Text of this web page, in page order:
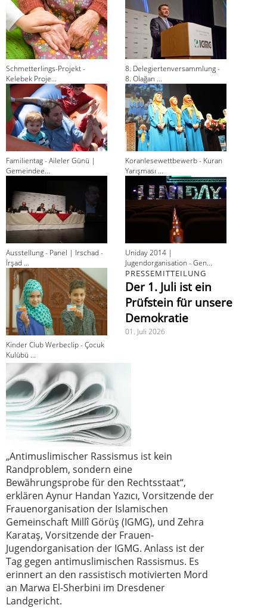
Schmetterlings-Projekt -
Kelebek Proje...
8. Delegiertenversammlung -
8. Olağan ...
Familientag - Aileler Günü |
Gemeindee...
Koranlesewettbewerb - Kuran
Yarışması ...
Ausstellung - Panel | Irschad -
İrşad ...
Uniday 2014 |
Jugendorganisation - Gen...
Kinder Club Werbeclip - Çocuk
Kulübü ...
PRESSEMITTEILUNG
Der 1. Juli ist ein
Prüfstein für unsere
Demokratie
01. Juli 2026
„Antimuslimischer Rassismus ist kein
Randproblem, sondern eine
Bewährungsprobe für den Rechtsstaat“,
erklären Aynur Handan Yazıcı, Vorsitzende der
Frauenorganisation der Islamischen
Gemeinschaft Millî Görüş (IGMG), und Zehra
Karataş, Vorsitzende der Frauen-
Jugendorganisation der IGMG. Anlass ist der
Tag gegen antimuslimischen Rassismus. Es
erinnert an den rassistisch motivierten Mord
an Marwa El-Sherbini im Dresdener
Landgericht.